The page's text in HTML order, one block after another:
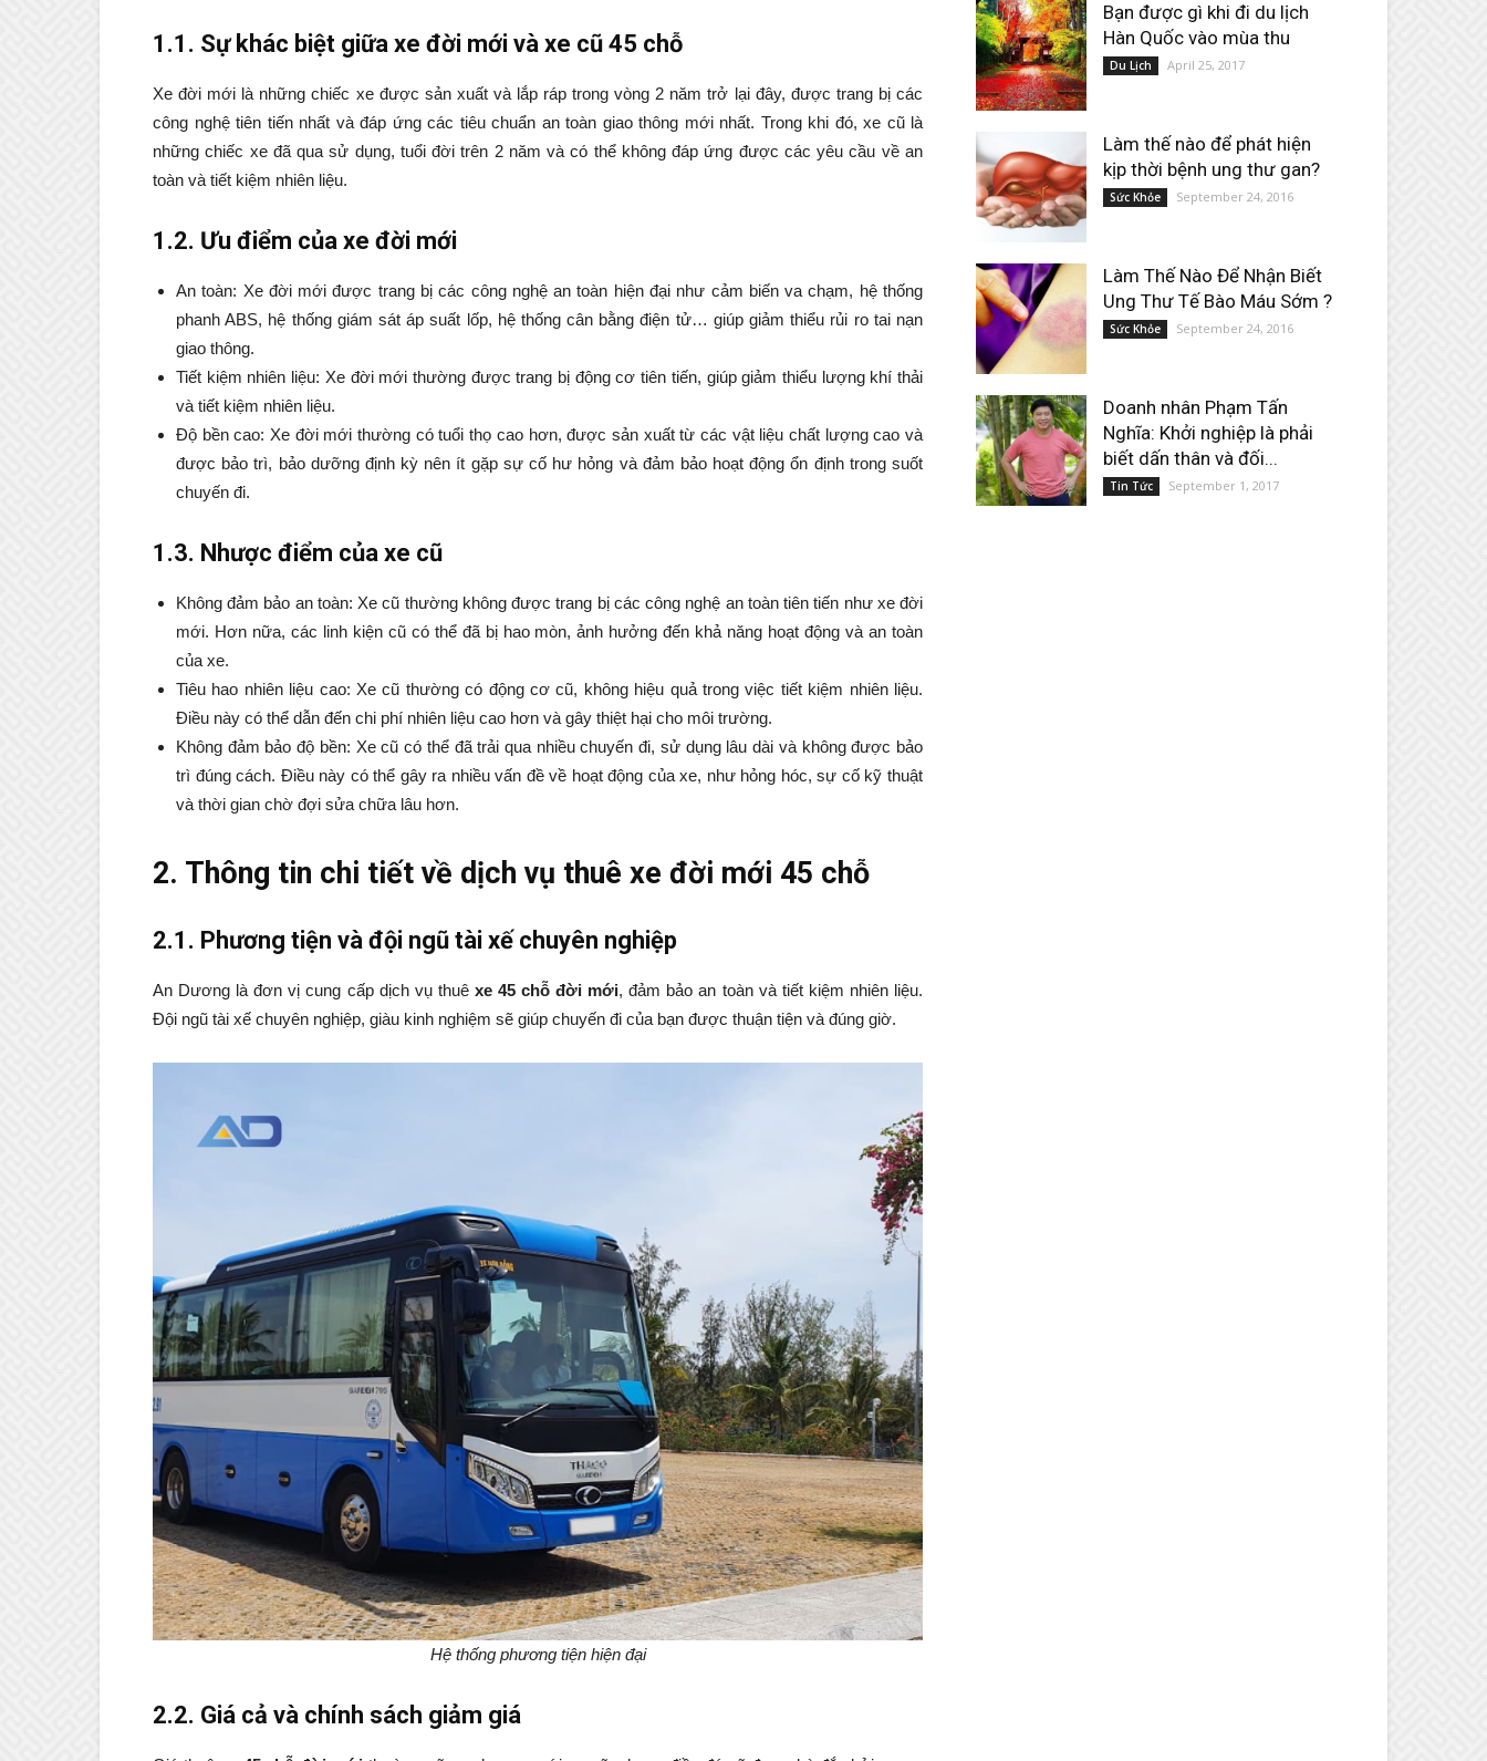
1.1. Sự khác biệt giữa xe đời mới và xe cũ 45 chỗ
Xe đời mới là những chiếc xe được sản xuất và lắp ráp trong vòng 2 năm trở lại đây, được trang bị các
công nghệ tiên tiến nhất và đáp ứng các tiêu chuẩn an toàn giao thông mới nhất. Trong khi đó, xe cũ là
những chiếc xe đã qua sử dụng, tuổi đời trên 2 năm và có thể không đáp ứng được các yêu cầu về an
toàn và tiết kiệm nhiên liệu.
1.2. Ưu điểm của xe đời mới
An toàn: Xe đời mới được trang bị các công nghệ an toàn hiện đại như cảm biến va chạm, hệ thống
phanh ABS, hệ thống giám sát áp suất lốp, hệ thống cân bằng điện tử… giúp giảm thiểu rủi ro tai nạn
giao thông.
Tiết kiệm nhiên liệu: Xe đời mới thường được trang bị động cơ tiên tiến, giúp giảm thiểu lượng khí thải
và tiết kiệm nhiên liệu.
Độ bền cao: Xe đời mới thường có tuổi thọ cao hơn, được sản xuất từ các vật liệu chất lượng cao và
được bảo trì, bảo dưỡng định kỳ nên ít gặp sự cố hư hỏng và đảm bảo hoạt động ổn định trong suốt
chuyến đi.
1.3. Nhược điểm của xe cũ
Không đảm bảo an toàn: Xe cũ thường không được trang bị các công nghệ an toàn tiên tiến như xe đời
mới. Hơn nữa, các linh kiện cũ có thể đã bị hao mòn, ảnh hưởng đến khả năng hoạt động và an toàn
của xe.
Tiêu hao nhiên liệu cao: Xe cũ thường có động cơ cũ, không hiệu quả trong việc tiết kiệm nhiên liệu.
Điều này có thể dẫn đến chi phí nhiên liệu cao hơn và gây thiệt hại cho môi trường.
Không đảm bảo độ bền: Xe cũ có thể đã trải qua nhiều chuyến đi, sử dụng lâu dài và không được bảo
trì đúng cách. Điều này có thể gây ra nhiều vấn đề về hoạt động của xe, như hỏng hóc, sự cố kỹ thuật
và thời gian chờ đợi sửa chữa lâu hơn.
2. Thông tin chi tiết về dịch vụ thuê xe đời mới 45 chỗ
2.1. Phương tiện và đội ngũ tài xế chuyên nghiệp
An Dương là đơn vị cung cấp dịch vụ thuê xe 45 chỗ đời mới, đảm bảo an toàn và tiết kiệm nhiên liệu.
Đội ngũ tài xế chuyên nghiệp, giàu kinh nghiệm sẽ giúp chuyến đi của bạn được thuận tiện và đúng giờ.
Hệ thống phương tiện hiện đại
2.2. Giá cả và chính sách giảm giá
Bạn được gì khi đi du lịch
Hàn Quốc vào mùa thu
Du Lịch April 25, 2017
Làm thế nào để phát hiện
kịp thời bệnh ung thư gan?
Sức Khỏe September 24, 2016
Làm Thế Nào Để Nhận Biết
Ung Thư Tế Bào Máu Sớm ?
Sức Khỏe September 24, 2016
Doanh nhân Phạm Tấn
Nghĩa: Khởi nghiệp là phải
biết dấn thân và đối...
Tin Tức September 1, 2017